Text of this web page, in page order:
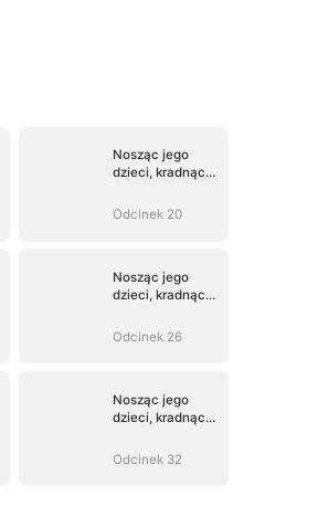
Nosząc jego
dzieci, kradnąc
Odcinek 20
Nosząc jego
dzieci, kradnąc
Odcinek 26
Nosząc jego
dzieci, kradnąc
Odcinek 32